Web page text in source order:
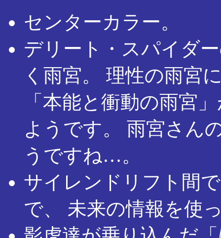
センターカラー。
デリート・スパイダ
く雨宮。 理性の雨宮
「本能と衝動の雨宮
ようです。 雨宮さん
うですね…。
サイレンドリフト間
で、 未来の情報を使